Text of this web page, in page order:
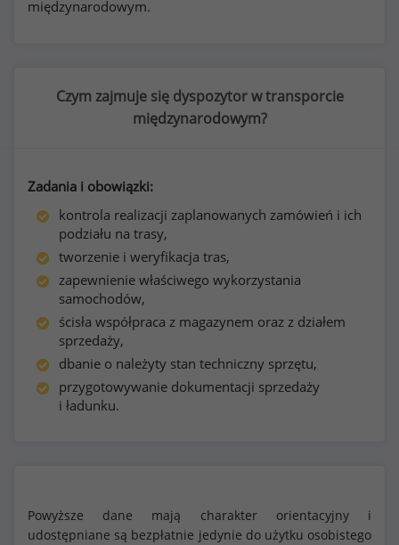
międzynarodowym.
Czym zajmuje się dyspozytor w transporcie
międzynarodowym?
Zadania i obowiązki:
kontrola realizacji zaplanowanych zamówień i ich
podziału na trasy,
tworzenie i weryfikacja tras,
zapewnienie właściwego wykorzystania
samochodów,
ścisła współpraca z magazynem oraz z działem
sprzedaży,
dbanie o należyty stan techniczny sprzętu,
przygotowywanie dokumentacji sprzedaży
i ładunku.
Powyższe dane mają charakter orientacyjny i
udostępniane są bezpłatnie jedynie do użytku osobistego